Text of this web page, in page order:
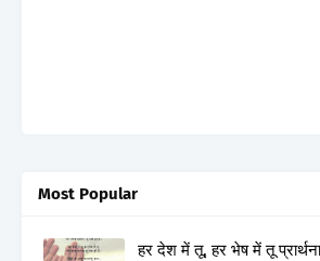
Most Popular
हर देश में तू, हर भेष में तू